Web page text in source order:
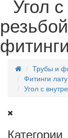
Угол
Трубы и
Фитинги
Угол с
Категории